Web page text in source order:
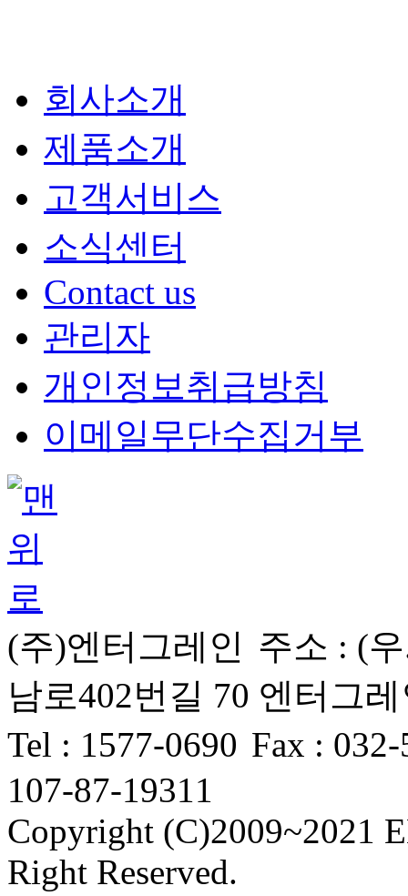
회사소개
제품소개
고객서비스
소식센터
Contact us
관리자
개인정보취급방침
이메일무단수집거부
(주)엔터그레인 주소 : (
남로402번길 70 엔터그
Tel : 1577-0690 Fax :
107-87-19311
Copyright (C)2009~2021
Right Reserved.